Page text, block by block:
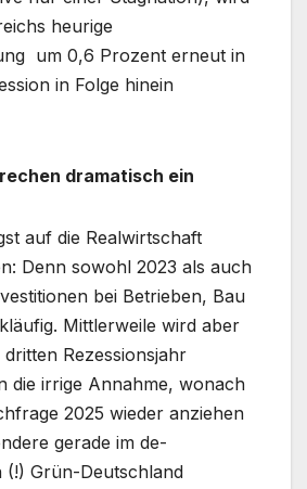
heurige
um 0,6 Prozent erneut in
in Folge hinein
dramatisch ein
auf die Realwirtschaft
Denn sowohl 2023 als auch
bei Betrieben, Bau
Mittlerweile wird aber
Rezessionsjahr
die irrige Annahme, wonach
2025 wieder anziehen
gerade im de-
(!) Grün-Deutschland